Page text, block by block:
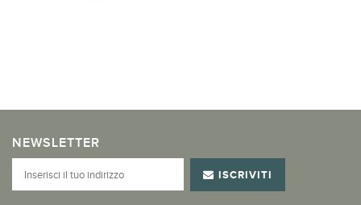
NEWSLETTER
ISCRIVITI